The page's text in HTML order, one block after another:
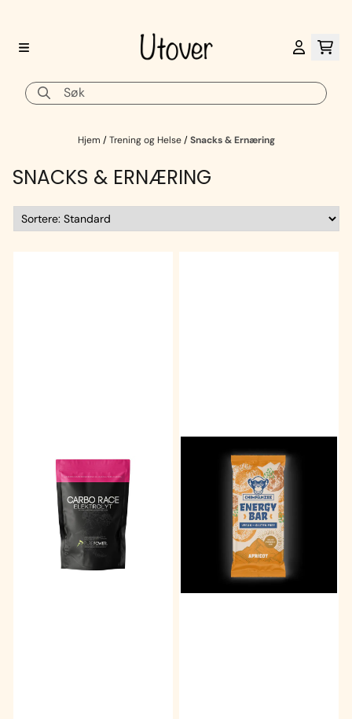
Hjem /Trening og Helse/Snacks & Ernæring
SNACKS & ERNÆRING